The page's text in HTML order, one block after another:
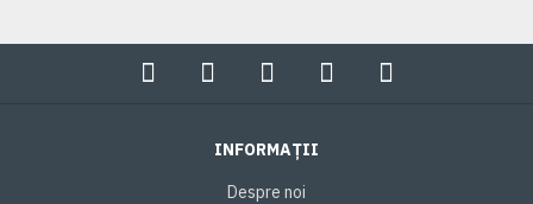
INFORMAȚII
Despre noi